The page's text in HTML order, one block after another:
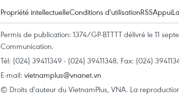
Propriété intellectuelleConditions d'utilisationRSSAppui
Permis de publication: 1374/GP-BTTTT délivré le 11
Communication.
Tél: (024) 39411349 - (024) 39411348, Fax: (024)
E-mail: vietnamplus@vnanet.vn
© Droits d'auteur du VietnamPlus, VNA. La